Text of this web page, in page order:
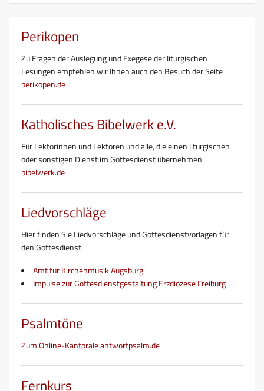
Perikopen
Zu Fragen der Auslegung und Exegese der liturgischen
Lesungen empfehlen wir Ihnen auch den Besuch der Seite
perikopen.de
Katholisches Bibelwerk e.V.
Für Lektorinnen und Lektoren und alle, die einen liturgischen
oder sonstigen Dienst im Gottesdienst übernehmen
bibelwerk.de
Liedvorschläge
Hier finden Sie Liedvorschläge und Gottesdienstvorlagen für
den Gottesdienst:
Amt für Kirchenmusik Augsburg
Impulse zur Gottesdienstgestaltung Erzdiözese Freiburg
Psalmtöne
Zum Online-Kantorale antwortpsalm.de
Fernkurs